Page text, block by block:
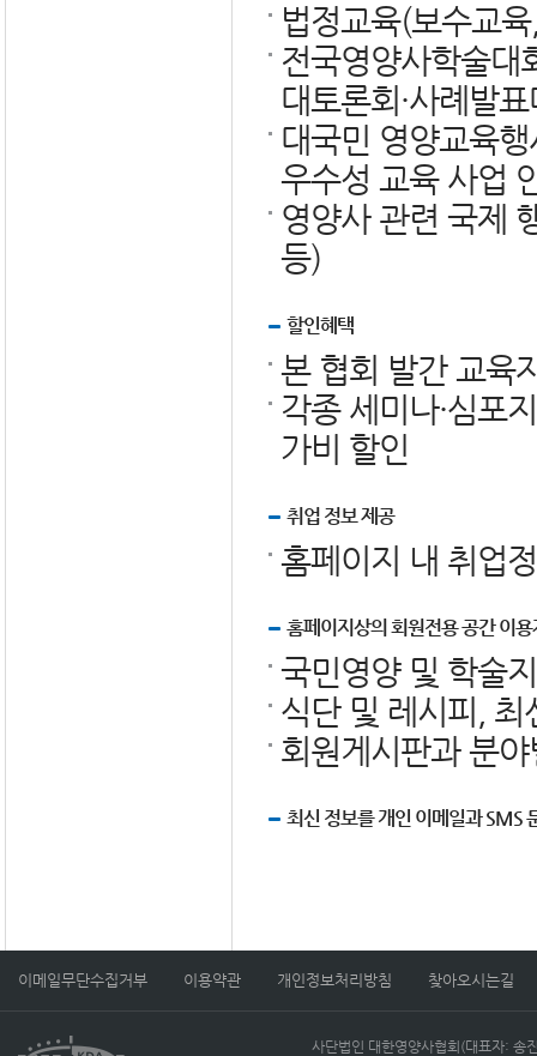
법정교육(보수교
전국영양사학술대
대토론회·사례발
대국민 영양교육행
우수성 교육 사업
영양사 관련 국제
등)
할인혜택
본 협회 발간 교육
각종 세미나·심포
가비 할인
취업 정보 제공
홈페이지 내 취업
홈페이지상의 회원전용 공간 이
국민영양 및 학술
식단 및 레시피, 최
회원게시판과 분
최신 정보를 개인 이메일과 SMS
이메일무단수집거부 이용약관 개인정보처리방침 찾아오시는길
사단법인 대한영양사협회(대표자: